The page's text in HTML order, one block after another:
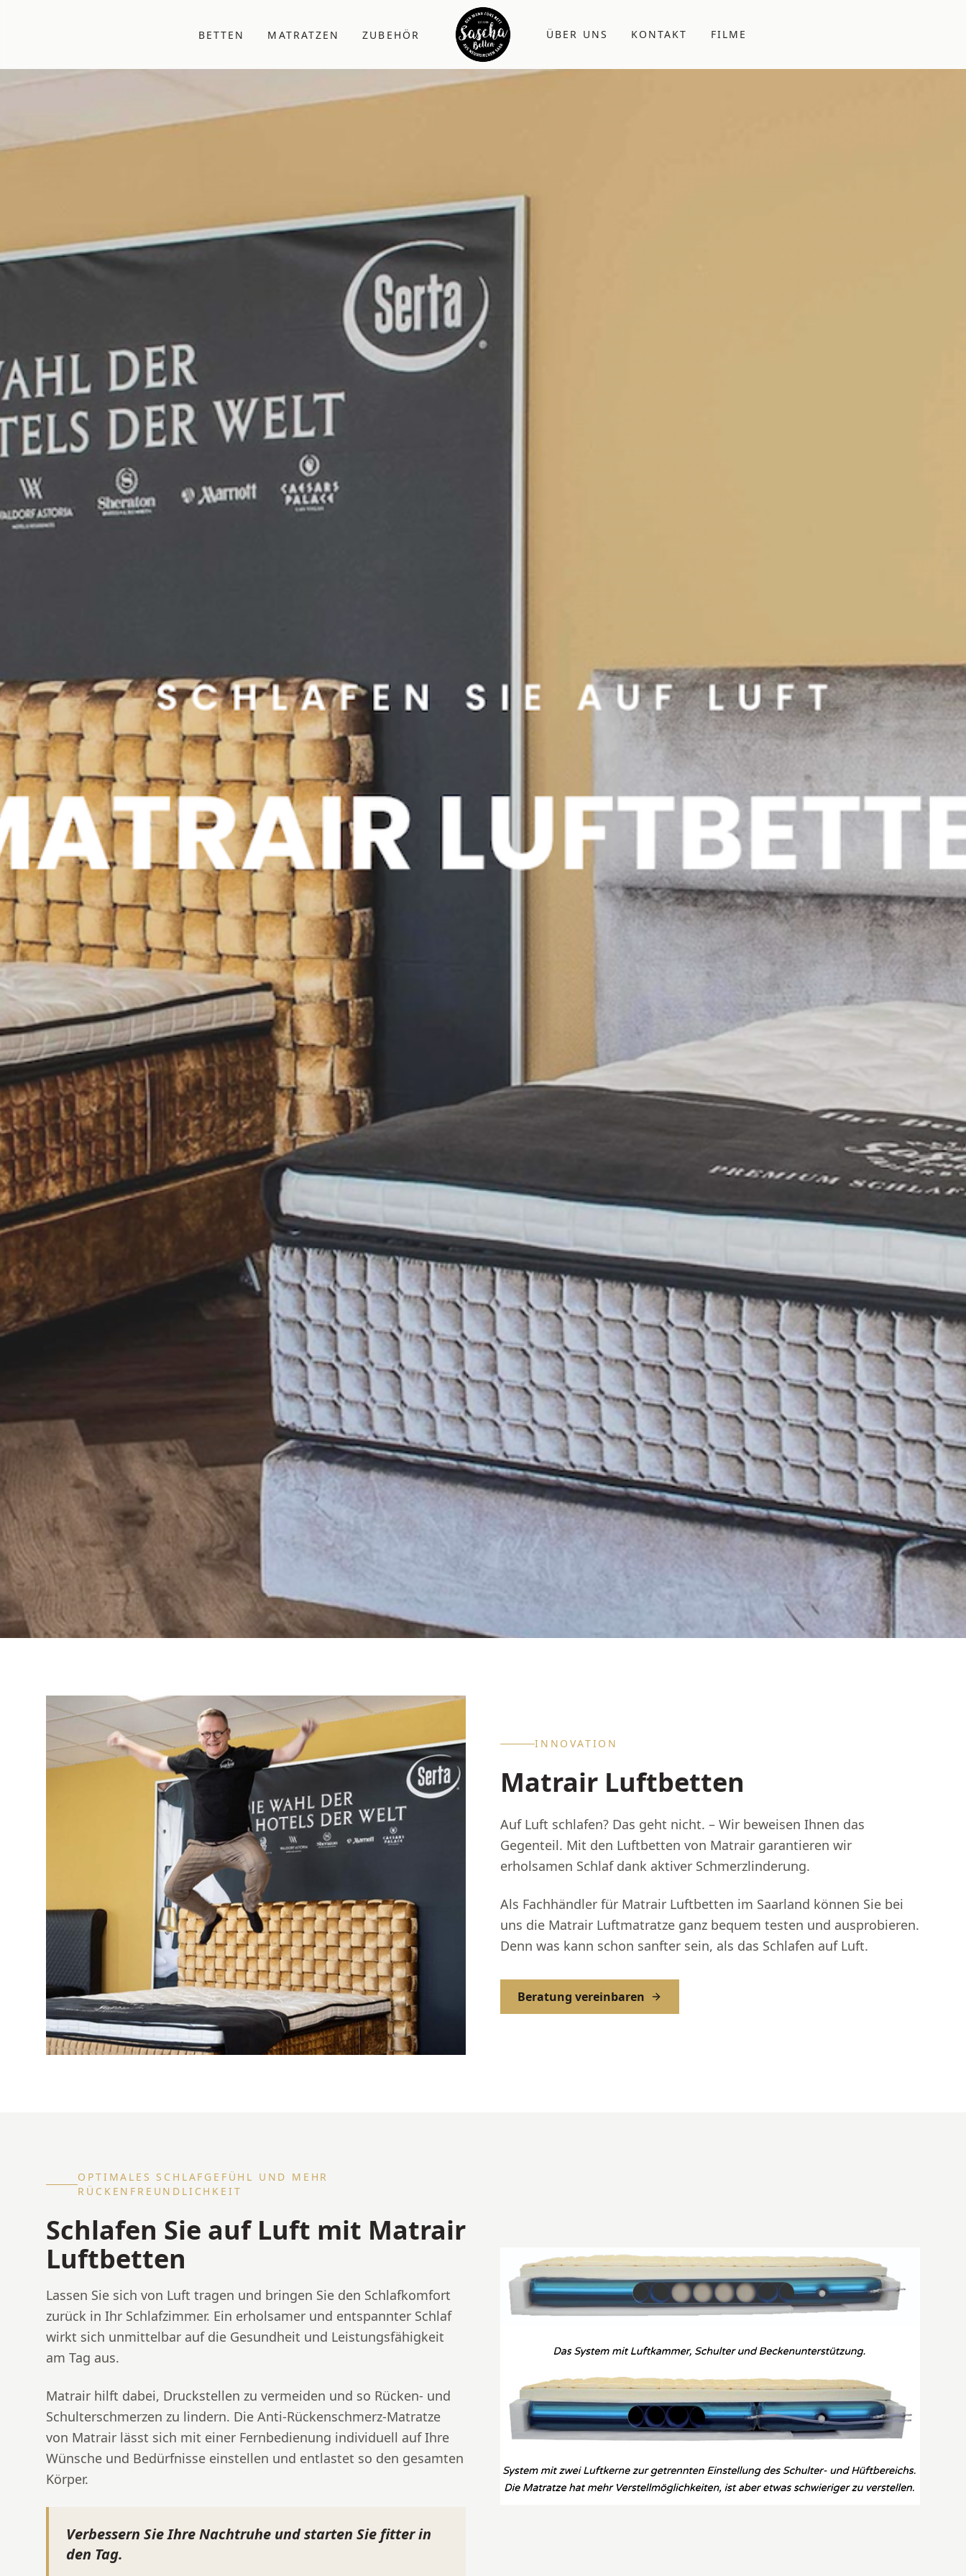
BETTEN MATRATZEN ZUBEHÖR ÜBER UNS KONTAKT FILME
INNOVATION
Matrair Luftbetten
Auf Luft schlafen? Das geht nicht. – Wir beweisen Ihnen das
Gegenteil. Mit den Luftbetten von Matrair garantieren wir
erholsamen Schlaf dank aktiver Schmerzlinderung.
Als Fachhändler für Matrair Luftbetten im Saarland können Sie bei
uns die Matrair Luftmatratze ganz bequem testen und ausprobieren.
Denn was kann schon sanfter sein, als das Schlafen auf Luft.
Beratung vereinbaren
OPTIMALES SCHLAFGEFÜHL UND MEHR
RÜCKENFREUNDLICHKEIT
Schlafen Sie auf Luft mit Matrair
Luftbetten
Lassen Sie sich von Luft tragen und bringen Sie den Schlafkomfort
zurück in Ihr Schlafzimmer. Ein erholsamer und entspannter Schlaf
wirkt sich unmittelbar auf die Gesundheit und Leistungsfähigkeit
am Tag aus.
Matrair hilft dabei, Druckstellen zu vermeiden und so Rücken- und
Schulterschmerzen zu lindern. Die Anti-Rückenschmerz-Matratze
von Matrair lässt sich mit einer Fernbedienung individuell auf Ihre
Wünsche und Bedürfnisse einstellen und entlastet so den gesamten
Körper.
Verbessern Sie Ihre Nachtruhe und starten Sie fitter in
den Tag.